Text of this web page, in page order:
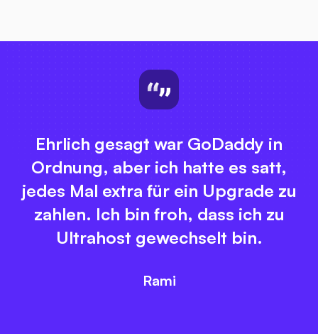
Ehrlich gesagt war GoDaddy in
Ordnung, aber ich hatte es satt,
jedes Mal extra für ein Upgrade zu
zahlen. Ich bin froh, dass ich zu
Ultrahost gewechselt bin.
Rami